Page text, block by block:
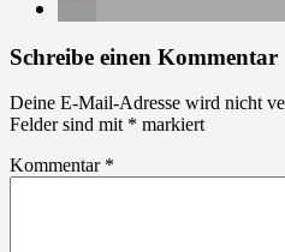
Schreibe einen Kommentar
Deine E-Mail-Adresse wird nicht
Felder sind mit * markiert
Kommentar *